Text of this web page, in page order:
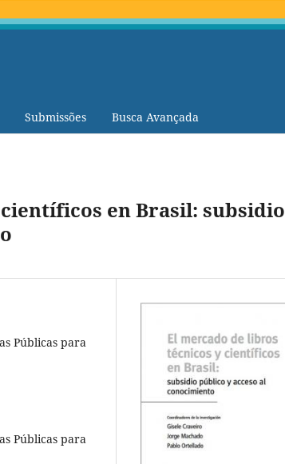
Submissões Busca Avançada
en Brasil: subsidio
Públicas para
Públicas para